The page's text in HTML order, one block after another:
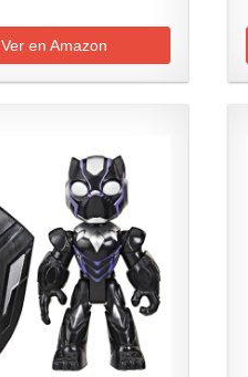
Ver en Amazon